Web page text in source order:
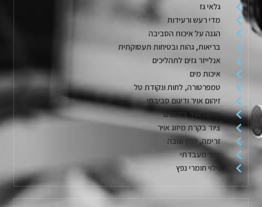
גלאי גז
מדי רעש ורעידות
הגנה על איכות הסביבה
בריאות, גהות ובטיחות תעסוקתית
אנלייזר גזים לתהליכים
איכות מים
טמפרטורה, לחות ונקודת טל
זיהום אויר ודיגום סביבתי
איכות אויר במבנים
ציוד בקרת מיזוג אויר
זרימה, לחץ וגובה
ציוד מעבדתי
גילוי חומרי נפץ